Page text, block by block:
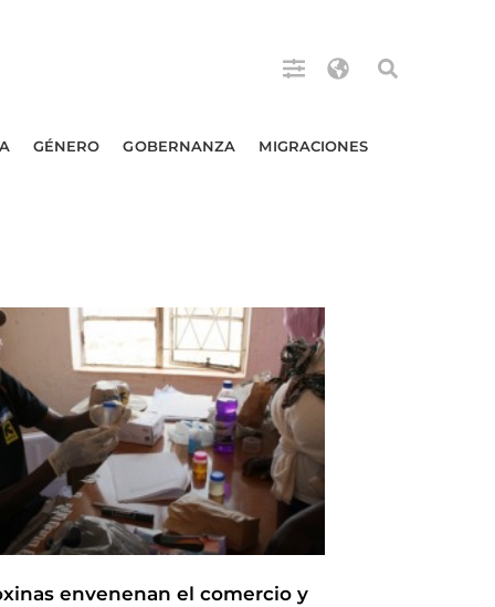
GÉNERO GOBERNANZA MIGRACIONES
envenenan el comercio y